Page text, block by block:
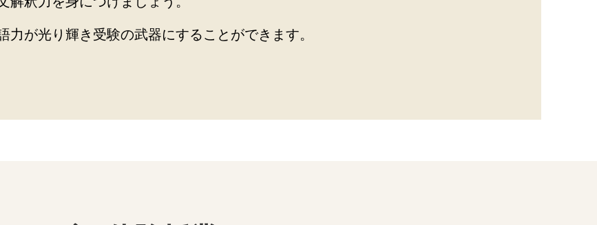
力が光り輝き受験の武器にすることができます。